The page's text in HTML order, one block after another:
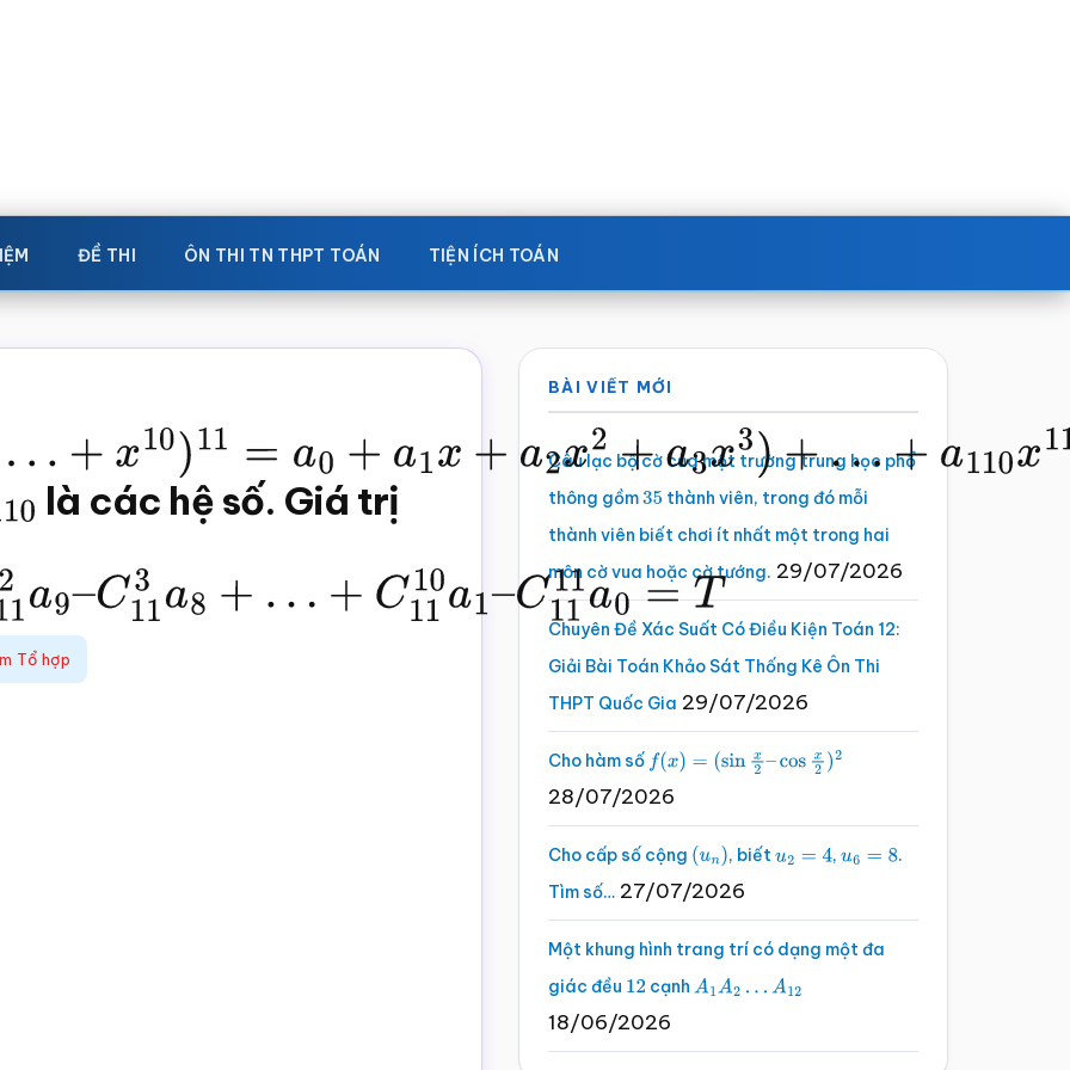
ĐỀ THI ÔN THI TN THPT TOÁN TIỆN ÍCH TOÁN
2 +a3x3 )+
là các hệ số. Giá trị
2a9–C113a8 + …+C 1110a1–C1111a0=T
Tổ hợp
Sidebar
chính
BÀI VIẾT MỚI
Câu lạc bộ cờ của một trường trung học phổ
thông gồm35 thành viên, trong đó mỗi
thành viên biết chơi ít nhất một trong hai
môn cờ vua hoặc cờ tướng. 29/07/2026
Chuyên Đề Xác Suất Có Điều Kiện Toán 12:
Giải Bài Toán Khảo Sát Thống Kê Ôn Thi
THPT Quốc Gia 29/07/2026
Cho hàm số f(x)=(sinx2 –cosx2 )2
28/07/2026
Cho cấp số cộng (un), biếtu2 =4 , u6 =8
.
Tìm số… 27/07/2026
Một khung hình trang trí có dạng một đa
giác đều 12 cạnh A1A2…A 12
18/06/2026